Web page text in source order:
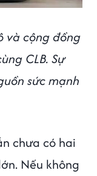
và cộng đồng
CLB. Sự
sức mạnh
chưa có hai
Nếu không